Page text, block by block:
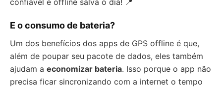
E o consumo de bateria?
Um dos benefícios dos apps de GPS offline é que,
além de poupar seu pacote de dados, eles também
ajudam a economizar bateria. Isso porque o app não
precisa ficar sincronizando com a internet o tempo